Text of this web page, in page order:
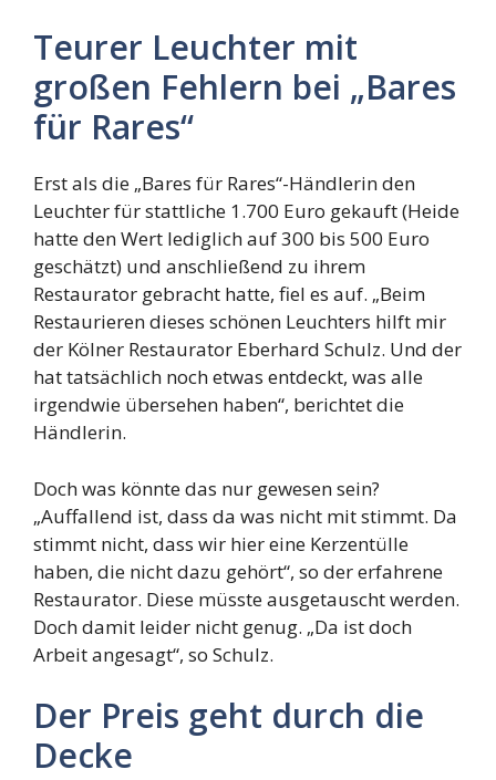
Teurer Leuchter mit
großen Fehlern bei „Bares
für Rares“
Erst als die „Bares für Rares“-Händlerin den
Leuchter für stattliche 1.700 Euro gekauft (Heide
hatte den Wert lediglich auf 300 bis 500 Euro
geschätzt) und anschließend zu ihrem
Restaurator gebracht hatte, fiel es auf. „Beim
Restaurieren dieses schönen Leuchters hilft mir
der Kölner Restaurator Eberhard Schulz. Und der
hat tatsächlich noch etwas entdeckt, was alle
irgendwie übersehen haben“, berichtet die
Händlerin.
Doch was könnte das nur gewesen sein?
„Auffallend ist, dass da was nicht mit stimmt. Da
stimmt nicht, dass wir hier eine Kerzentülle
haben, die nicht dazu gehört“, so der erfahrene
Restaurator. Diese müsste ausgetauscht werden.
Doch damit leider nicht genug. „Da ist doch
Arbeit angesagt“, so Schulz.
Der Preis geht durch die
Decke